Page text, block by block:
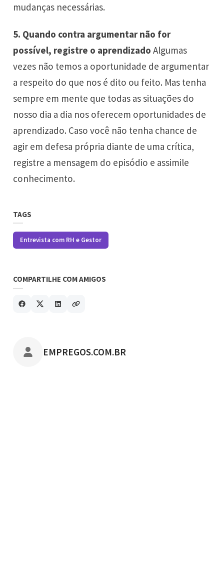
mudanças necessárias.
5. Quando contra argumentar não for
possível, registre o aprendizadoAlgumas
vezes não temos a oportunidade de argumentar
a respeito do que nos é dito ou feito. Mas tenha
sempre em mente que todas as situações do
nosso dia a dia nos oferecem oportunidades de
aprendizado. Caso você não tenha chance de
agir em defesa própria diante de uma crítica,
registre a mensagem do episódio e assimile
conhecimento.
TAGS
Entrevista com RH e Gestor
COMPARTILHE COM AMIGOS
POSTADO POR
EMPREGOS.COM.BR